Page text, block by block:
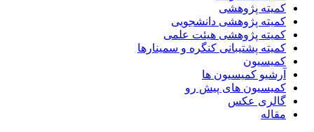
کمیته پژوهشی
کمیته پژوهشی دانشجویی
کمیته پژوهشی هیئت علمی
کمیته پشتیبانی کنگره و سمینارها
کمیسیون
آرشیو کمیسیون ها
کمیسیون های پیش رو
گالری عکس
مقاله